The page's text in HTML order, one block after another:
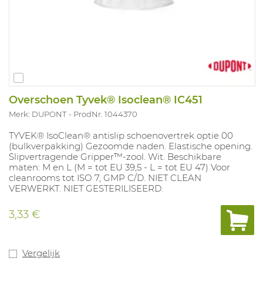
Overschoen Tyvek® Isoclean® IC451
Merk: DUPONT ProdNr. 1044370
TYVEK® IsoClean® antislip schoenovertrek optie 00
(bulkverpakking) Gezoomde naden. Elastische opening.
Slipvertragende Gripper™-zool. Wit. Beschikbare
maten: M en L (M = tot EU 39,5 - L = tot EU 47) Voor
cleanrooms tot ISO 7, GMP C/D. NIET CLEAN
VERWERKT. NIET GESTERILISEERD.
3,33 €
Vergelijk